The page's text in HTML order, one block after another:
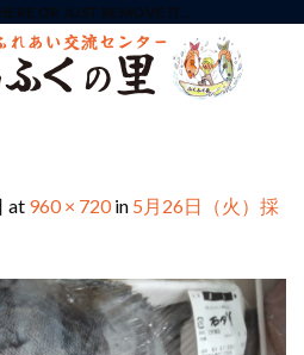
OR JUST REMOVE IT...
at 960 × 720in 5月26日（火）採